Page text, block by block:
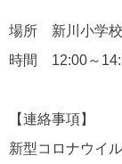
場所 新川小学校
時間 12:00～
【連絡事項】
新型コロナウイ